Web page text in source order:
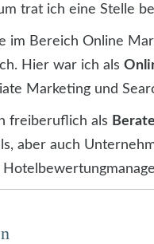
trat ich eine Stelle
im Bereich Online
Hier war ich als
Marketing und
freiberuflich als
aber auch